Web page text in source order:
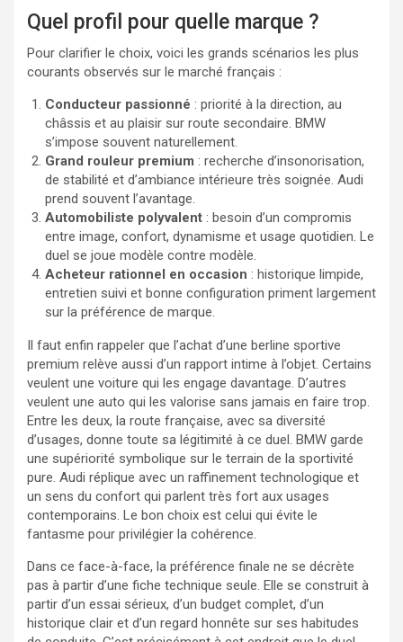
Quel profil pour quelle marque ?
Pour clarifier le choix, voici les grands scénarios les plus
courants observés sur le marché français :
Conducteur passionné : priorité à la direction, au
châssis et au plaisir sur route secondaire. BMW
s’impose souvent naturellement.
Grand rouleur premium : recherche d’insonorisation,
de stabilité et d’ambiance intérieure très soignée. Audi
prend souvent l’avantage.
Automobiliste polyvalent : besoin d’un compromis
entre image, confort, dynamisme et usage quotidien. Le
duel se joue modèle contre modèle.
Acheteur rationnel en occasion : historique limpide,
entretien suivi et bonne configuration priment largement
sur la préférence de marque.
Il faut enfin rappeler que l’achat d’une berline sportive
premium relève aussi d’un rapport intime à l’objet. Certains
veulent une voiture qui les engage davantage. D’autres
veulent une auto qui les valorise sans jamais en faire trop.
Entre les deux, la route française, avec sa diversité
d’usages, donne toute sa légitimité à ce duel. BMW garde
une supériorité symbolique sur le terrain de la sportivité
pure. Audi réplique avec un raffinement technologique et
un sens du confort qui parlent très fort aux usages
contemporains. Le bon choix est celui qui évite le
fantasme pour privilégier la cohérence.
Dans ce face-à-face, la préférence finale ne se décrète
pas à partir d’une fiche technique seule. Elle se construit à
partir d’un essai sérieux, d’un budget complet, d’un
historique clair et d’un regard honnête sur ses habitudes